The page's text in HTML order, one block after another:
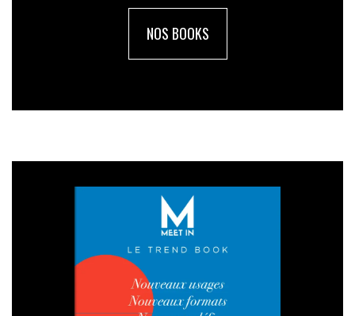
NOS BOOKS